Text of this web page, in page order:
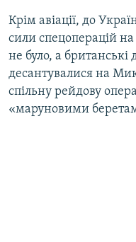
Крім авіації, до
сили спецоперацій
не було, а
десантувалися на
спільну рейдову
«маруновими